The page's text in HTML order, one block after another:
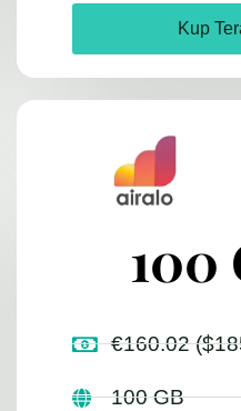
Kup
100
€160.02
100 GB